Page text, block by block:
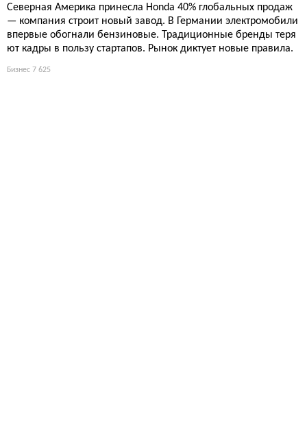
Северная Америка принесла Honda 40% глобальных продаж
— компания строит новый завод. В Германии электромобили
впервые обогнали бензиновые. Традиционные бренды теря
ют кадры в пользу стартапов. Рынок диктует новые правила.
Бизнес 7 625